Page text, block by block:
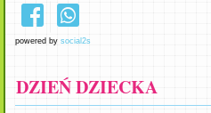
powered bysocial2s
DZIEŃ DZIECKA